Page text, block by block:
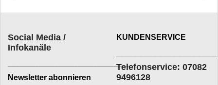
Social Media /
Infokanäle
_________________________
Newsletter abonnieren
KUNDENSERVICE
Telefonservice: 07082
9496128